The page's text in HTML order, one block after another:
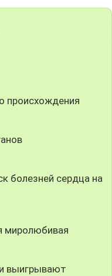
происхождения
болезней сердца на
миролюбивая
выигрывают